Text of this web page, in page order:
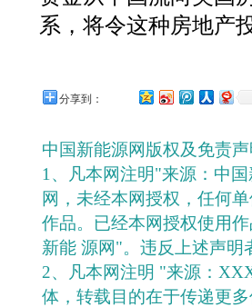
系，将令这种房地产
分享到：
中国新能源网版权及免责声
1、凡本网注明"来源：中
网，未经本网授权，任何
作品。已经本网授权使用
新能 源网"。违反上述声明
2、凡本网注明 "来源：
体，转载目的在于传递更